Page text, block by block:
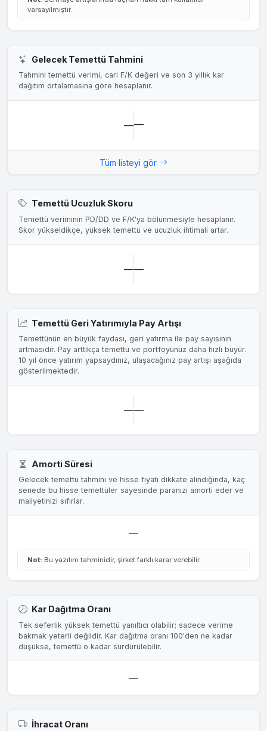
varsayılmıştır.
Gelecek Temettü Tahmini
Tahmini temettü verimi, cari F/K değeri ve son 3 yıllık kar
dağıtım ortalamasına göre hesaplanır.
——
Tüm listeyi gör
Temettü Ucuzluk Skoru
Temettü veriminin PD/DD ve F/K'ya bölünmesiyle hesaplanır.
Skor yükseldikçe, yüksek temettü ve ucuzluk ihtimali artar.
——
Temettü Geri Yatırımıyla Pay Artışı
Temettünün en büyük faydası, geri yatırma ile pay sayısının
artmasıdır. Pay arttıkça temettü ve portföyünüz daha hızlı büyür.
10 yıl önce yatırım yapsaydınız, ulaşacağınız pay artışı aşağıda
gösterilmektedir.
——
Amorti Süresi
Gelecek temettü tahmini ve hisse fiyatı dikkate alındığında, kaç
senede bu hisse temettüler sayesinde paranızı amorti eder ve
maliyetinizi sıfırlar.
—
Not: Bu yazılım tahminidir, şirket farklı karar verebilir.
Kar Dağıtma Oranı
Tek seferlik yüksek temettü yanıltıcı olabilir; sadece verime
bakmak yeterli değildir. Kar dağıtma oranı 100'den ne kadar
düşükse, temettü o kadar sürdürülebilir.
—
İhracat Oranı